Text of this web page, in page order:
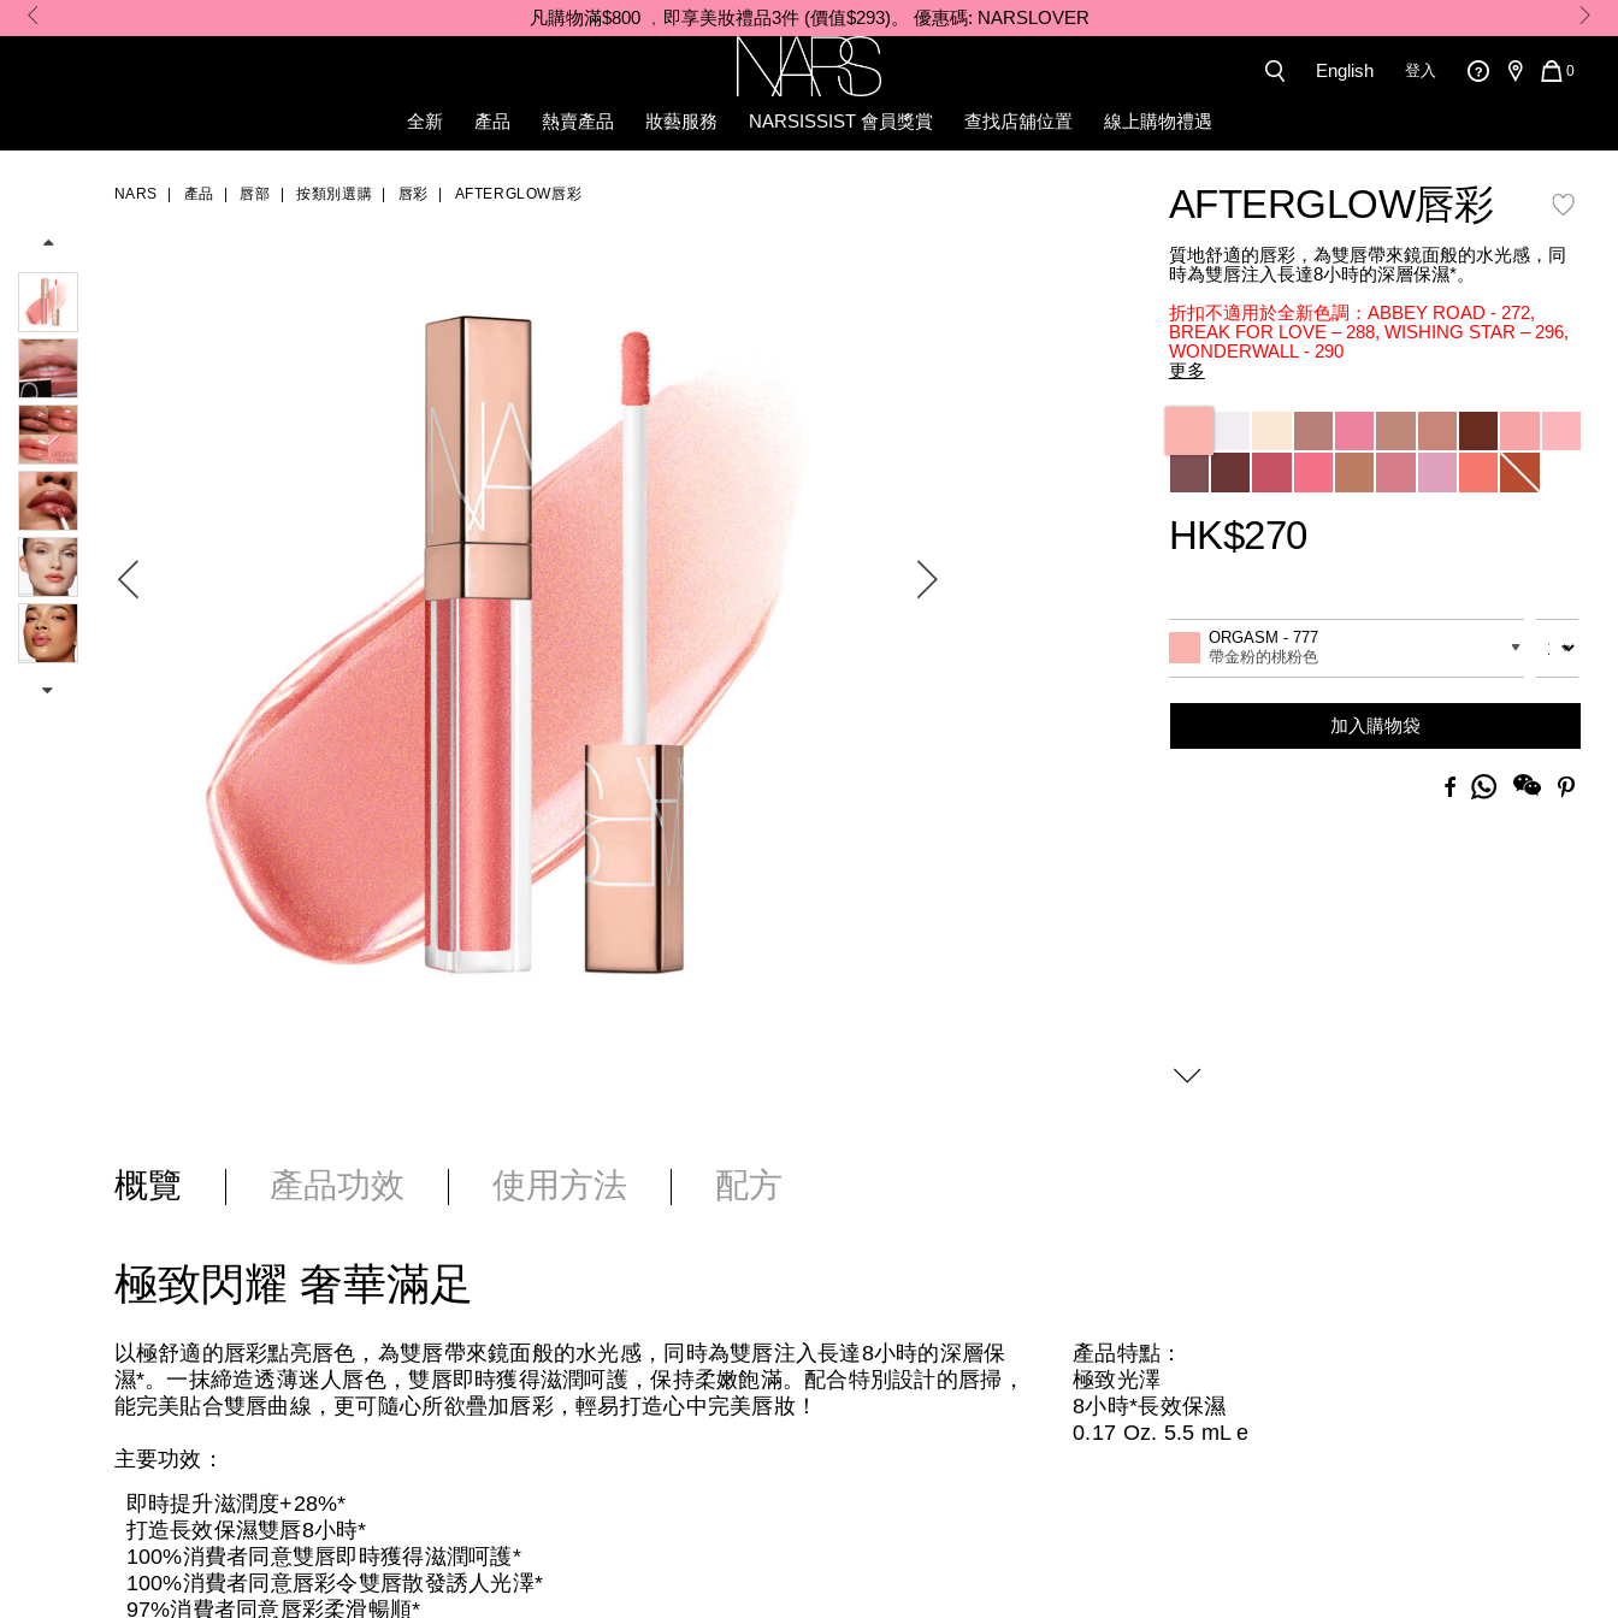
Skip
凡購物滿$980 ﹐即享美妝禮品4件 (價值$564)。優惠碼: DELUXE
English 登入
CART
0
全新 產品 熱賣產品 妝藝服務 NARSISSIST 會員獎賞 查找店舖位置 線上購物禮遇
NARS 產品 唇部 按類別選購 唇彩 AFTERGLOW唇彩
0194251077161_hk
AFTERGLOW唇彩
質地舒適的唇彩，為雙唇帶來鏡面般的水光感，同
時為雙唇注入長達8小時的深層保濕*。
折扣不適用於全新色調：ABBEY ROAD - 272,
BREAK FOR LOVE – 288, WISHING STAR – 296,
WONDERWALL​ - 290​
更多
Variations
HK$270
to
options
Actions
差別
ORGASM - 777
帶金粉的桃粉色
數量
加入購物袋
Facebook
分
概覽 產品功效 使用方法 配方
極致閃耀 奢華滿足
以極舒適的唇彩點亮唇色，為雙唇帶來鏡面般的水光感，同時為雙唇注入長達8小時的深層保
濕*。一抹締造透薄迷人唇色，雙唇即時獲得滋潤呵護，保持柔嫩飽滿。配合特別設計的唇掃，
能完美貼合雙唇曲線，更可隨心所欲疊加唇彩，輕易打造心中完美唇妝！
主要功效：
即時提升滋潤度+28%*
打造長效保濕雙唇8小時*
100%消費者同意雙唇即時獲得滋潤呵護*
100%消費者同意唇彩令雙唇散發誘人光澤*
97%消費者同意唇彩柔滑暢順*
產品特點：
極致光澤
8小時*長效保濕
0.17 Oz. 5.5 mL e